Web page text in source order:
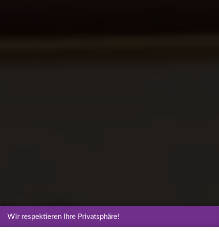
Wir respektieren Ihre Privatsphäre!